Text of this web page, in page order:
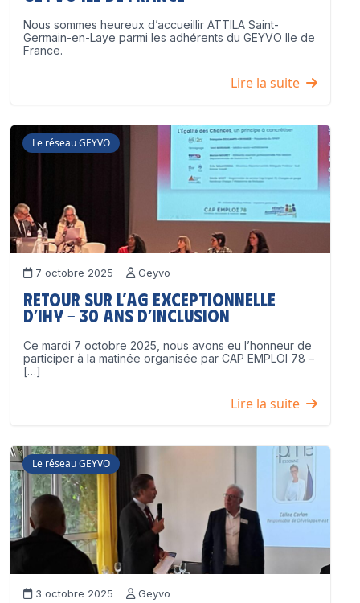
Nous sommes heureux d’accueillir ATTILA Saint-
Germain-en-Laye parmi les adhérents du GEYVO Ile de
France.
Lire la suite
Le réseau GEYVO
7 octobre 2025 Geyvo
Retour sur l’AG exceptionnelle
d’IHY – 30 ans d’inclusion
Ce mardi 7 octobre 2025, nous avons eu l’honneur de
participer à la matinée organisée par CAP EMPLOI 78 –
[…]
Lire la suite
Le réseau GEYVO
3 octobre 2025 Geyvo